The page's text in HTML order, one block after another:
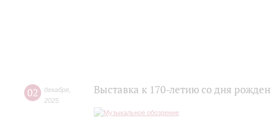
02 декабря
2025
Выставка к 170-летию со дня